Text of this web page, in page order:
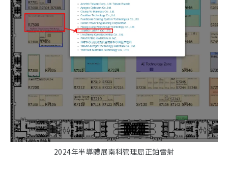
2024年半導體展南科管理局正鉑雷射